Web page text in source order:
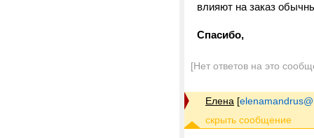
влияют на заказ
Спасибо,
[Нет ответов на это
Елена [